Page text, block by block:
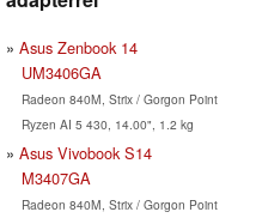
Asus Zenbook 14
UM3406GA
Radeon 840M, Strix / Gorgon Point
Ryzen AI 5 430, 14.00", 1.2 kg
Asus Vivobook S14
M3407GA
Radeon 840M, Strix / Gorgon Point